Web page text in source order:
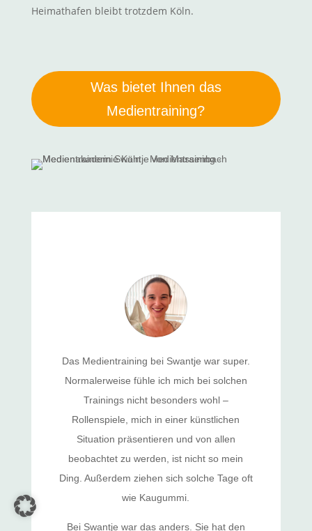
Heimathafen bleibt trotzdem Köln.
Was bietet Ihnen das
Medientraining?
Das Medientraining bei Swantje war super.
Normalerweise fühle ich mich bei solchen
Trainings nicht besonders wohl –
Rollenspiele, mich in einer künstlichen
Situation präsentieren und von allen
beobachtet zu werden, ist nicht so mein
Ding. Außerdem ziehen sich solche Tage oft
wie Kaugummi.
Bei Swantje war das anders. Sie hat den